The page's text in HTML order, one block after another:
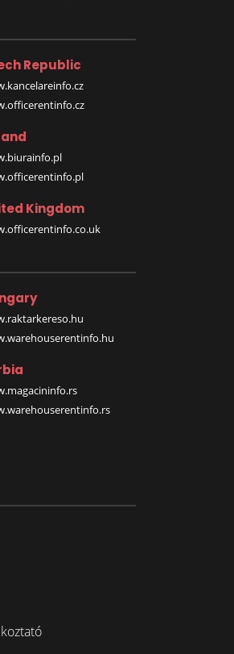
Republic
Kingdom